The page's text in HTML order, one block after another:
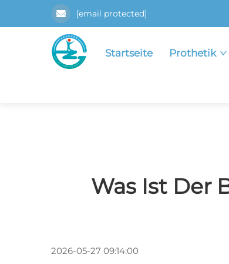
[email protected]
Startseite Prothetik
Was Ist Der
2026-05-27 09:14:00